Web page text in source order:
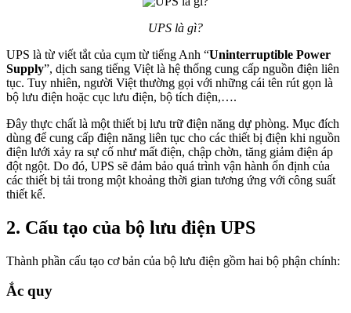
UPS là gì?
UPS là từ viết tắt của cụm từ tiếng Anh “Uninterruptible Power
Supply”, dịch sang tiếng Việt là hệ thống cung cấp nguồn điện liên
tục. Tuy nhiên, người Việt thường gọi với những cái tên rút gọn là
bộ lưu điện hoặc cục lưu điện, bộ tích điện,….
Đây thực chất là một thiết bị lưu trữ điện năng dự phòng. Mục đích
dùng để cung cấp điện năng liên tục cho các thiết bị điện khi nguồn
điện lưới xảy ra sự cố như mất điện, chập chờn, tăng giảm điện áp
đột ngột. Do đó, UPS sẽ đảm bảo quá trình vận hành ổn định của
các thiết bị tải trong một khoảng thời gian tương ứng với công suất
thiết kế.
2. Cấu tạo của bộ lưu điện UPS
Thành phần cấu tạo cơ bản của bộ lưu điện gồm hai bộ phận chính:
Ắc quy